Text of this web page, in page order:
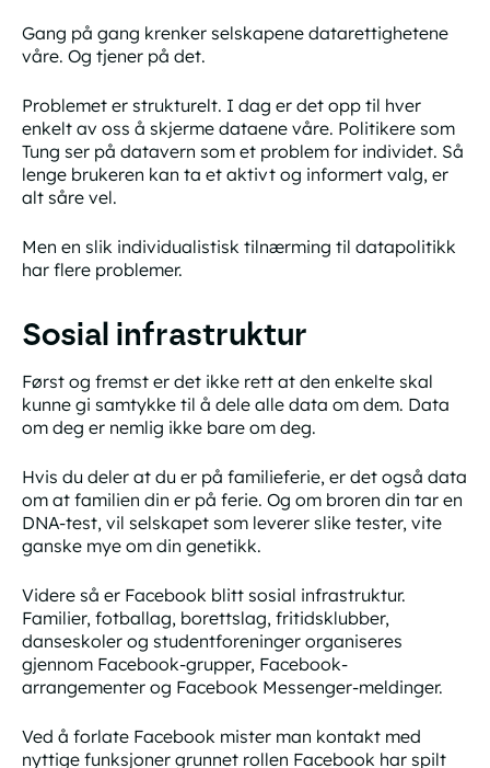
Gang på gang krenker selskapene datarettighetene
våre. Og tjener på det.
Problemet er strukturelt. I dag er det opp til hver
enkelt av oss å skjerme dataene våre. Politikere som
Tung ser på datavern som et problem for individet. Så
lenge brukeren kan ta et aktivt og informert valg, er
alt såre vel.
Men en slik individualistisk tilnærming til datapolitikk
har flere problemer.
Sosial infrastruktur
Først og fremst er det ikke rett at den enkelte skal
kunne gi samtykke til å dele alle data om dem. Data
om deg er nemlig ikke bare om deg.
Hvis du deler at du er på familieferie, er det også data
om at familien din er på ferie. Og om broren din tar en
DNA-test, vil selskapet som leverer slike tester, vite
ganske mye om din genetikk.
Videre så er Facebook blitt sosial infrastruktur.
Familier, fotballag, borettslag, fritidsklubber,
danseskoler og studentforeninger organiseres
gjennom Facebook-grupper, Facebook-
arrangementer og Facebook Messenger-meldinger.
Ved å forlate Facebook mister man kontakt med
nyttige funksjoner grunnet rollen Facebook har spilt